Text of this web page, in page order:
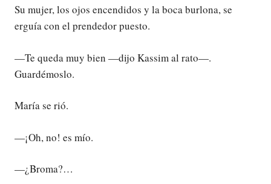
Su mujer, los ojos encendidos y la boca burlona, se
erguía con el prendedor puesto.
—Te queda muy bien —dijo Kassim al rato—.
Guardémoslo.
María se rió.
—¡Oh, no! es mío.
—¿Broma?…